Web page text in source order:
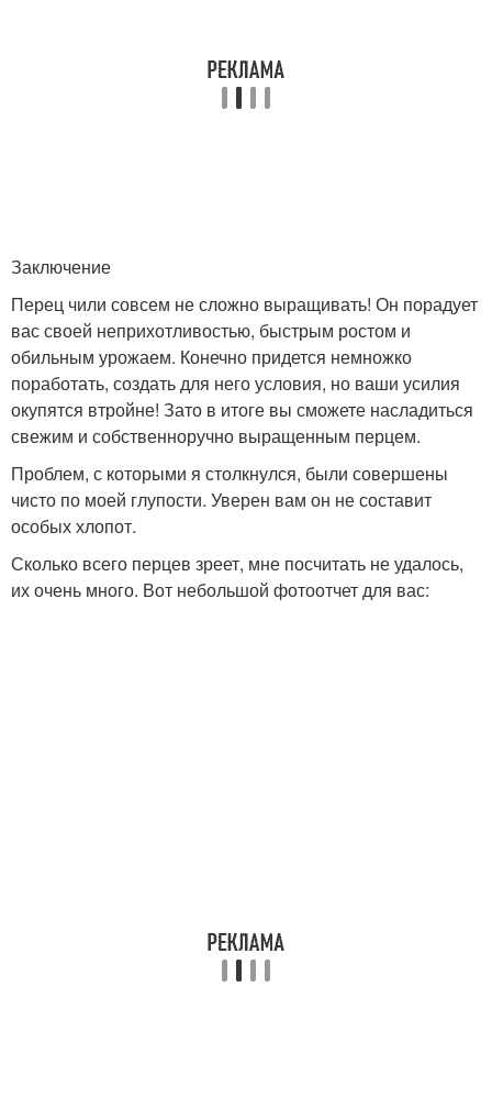
Заключение
Перец чили совсем не сложно выращивать! Он порадует
вас своей неприхотливостью, быстрым ростом и
обильным урожаем. Конечно придется немножко
поработать, создать для него условия, но ваши усилия
окупятся втройне! Зато в итоге вы сможете насладиться
свежим и собственноручно выращенным перцем.
Проблем, с которыми я столкнулся, были совершены
чисто по моей глупости. Уверен вам он не составит
особых хлопот.
Сколько всего перцев зреет, мне посчитать не удалось,
их очень много. Вот небольшой фотоотчет для вас: